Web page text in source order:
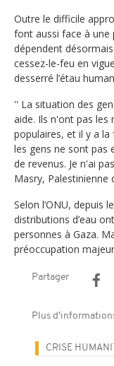
Outre le difficile
font aussi face à une
dépendent
cessez-le-feu en
desserré l’étau
'' La situation des
aide. Ils n'ont pas les
populaires, et il y a
les gens ne sont pas
de revenus. Je n'ai
Masry, Palestinienne
Selon l’ONU, depuis
distributions d’eau
personnes à Gaza.
préoccupation
Partager
Plus
CRISE